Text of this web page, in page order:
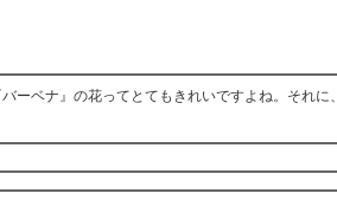
ーベナ』の花ってとてもきれいですよね。それに、